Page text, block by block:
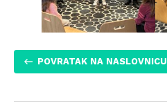
POVRATAK NA NASLOVNICU